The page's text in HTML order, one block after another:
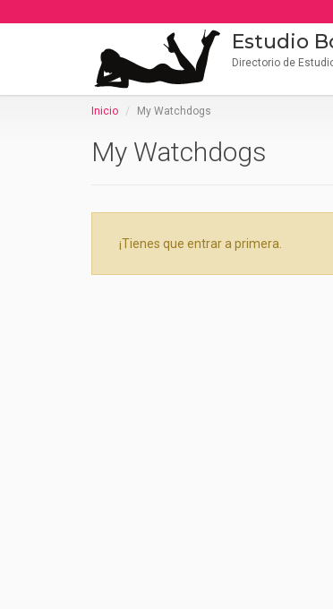
Estudio
Directorio de
Inicio My Watchdogs
My Watchdogs
¡Tienes que entrar a primera.